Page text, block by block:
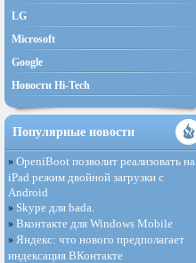
LG
Microsoft
Google
Новости Hi-Tech
Популярные новости
» OpeniBoot позволит реализовать на
iPad режим двойной загрузки с
Android
» Skype для bada.
» Вконтакте для Windows Mobile
» Яндекс: что нового предполагает
индексация ВКонтакте